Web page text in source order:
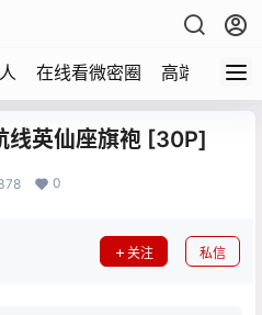
在线看微密圈 高端写真
线英仙座旗袍 [30P]
0
关注 私信